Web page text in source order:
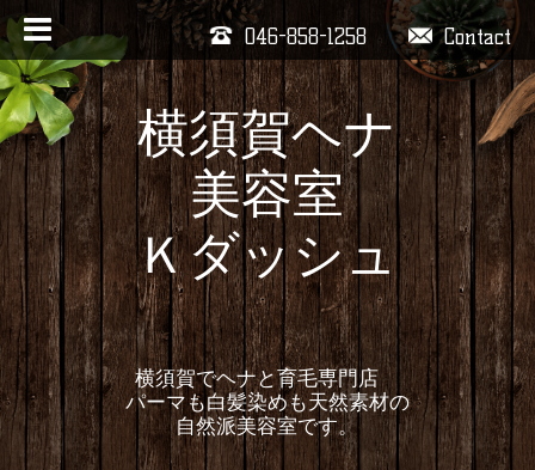
Contact
046-858-1258
横須賀ヘナ
美容室
Ｋダッシュ
横須賀でヘナと育毛専門店
パーマも白髪染めも天然素材の
自然派美容室です。